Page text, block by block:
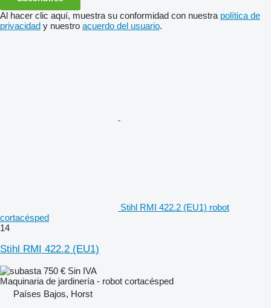
Al hacer clic aquí, muestra su conformidad con nuestra política de
privacidad y nuestro acuerdo del usuario.
Stihl RMI 422.2 (EU1) robot
cortacésped
14
Stihl RMI 422.2 (EU1)
750 € Sin IVA
Maquinaria de jardinería - robot cortacésped
Países Bajos, Horst